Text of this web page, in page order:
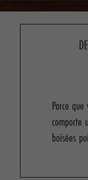
Parce
comporte
boisées